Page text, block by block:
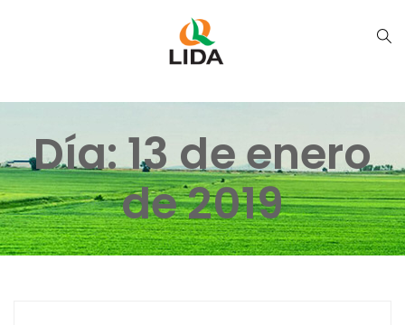
Día:13 de enero
de 2019